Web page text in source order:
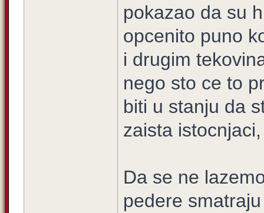
pokazao da su
opcenito puno
i drugim
nego sto ce to
biti u stanju da
zaista
Da se ne
pedere